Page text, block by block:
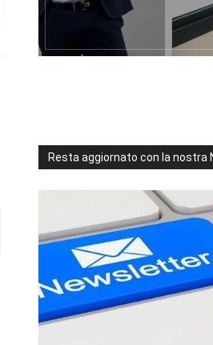
Resta aggiornato con la nostra